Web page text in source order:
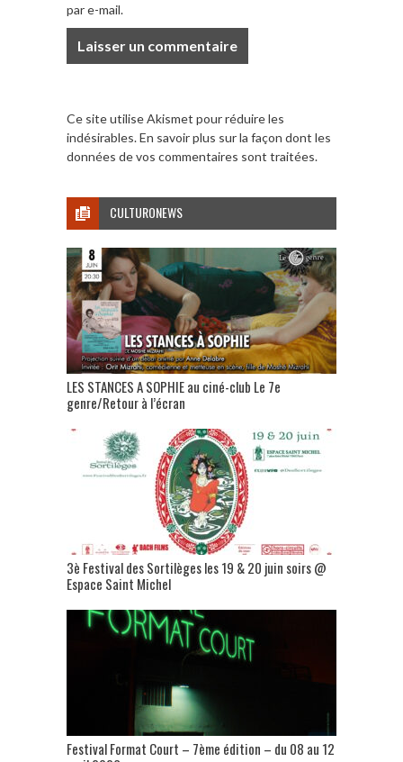
par e-mail.
Ce site utilise Akismet pour réduire les
indésirables.En savoir plus sur la façon dont les
données de vos commentaires sont traitées.
CULTURONEWS
LES STANCES A SOPHIE au ciné-club Le 7e
genre/Retour à l’écran
3è Festival des Sortilèges les 19 & 20 juin soirs @
Espace Saint Michel
Festival Format Court – 7ème édition – du 08 au 12